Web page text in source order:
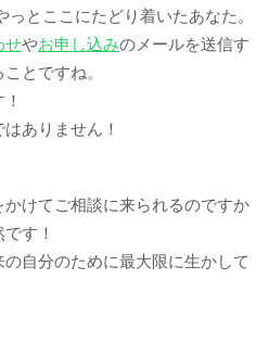
とここにたどり着いたあなた。
せやお申し込みのメールを送信す
とですね。
ありません！
けてご相談に来られるのですか
す！
の自分のために最大限に生かして